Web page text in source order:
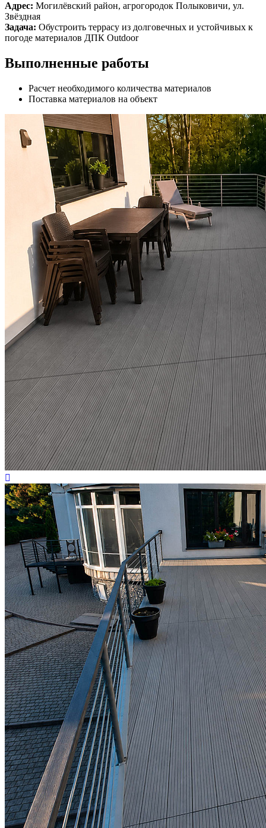
Адрес: Могилёвский район, агрогородок Полыковичи, ул.
Звёздная
Задача: Обустроить террасу из долговечных и устойчивых к
погоде материалов ДПК Outdoor
Выполненные работы
Расчет необходимого количества материалов
Поставка материалов на объект